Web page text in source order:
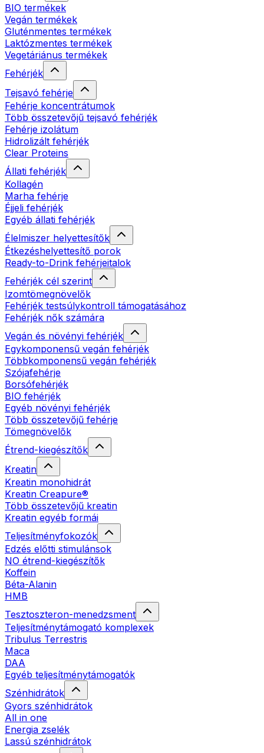
BIO termékek
Vegán termékek
Gluténmentes termékek
Laktózmentes termékek
Vegetáriánus termékek
Fehérjék
Tejsavó fehérje
Fehérje koncentrátumok
Több összetevőjű tejsavó fehérjék
Fehérje izolátum
Hidrolizált fehérjék
Clear Proteins
Állati fehérjék
Kollagén
Marha fehérje
Éjjeli fehérjék
Egyéb állati fehérjék
Élelmiszer helyettesítők
Étkezéshelyettesítő porok
Ready-to-Drink fehérjeitalok
Fehérjék cél szerint
Izomtömegnövelők
Fehérjék testsúlykontroll támogatásához
Fehérjék nők számára
Vegán és növényi fehérjék
Egykomponensű vegán fehérjék
Többkomponensű vegán fehérjék
Szójafehérje
Borsófehérjék
BIO fehérjék
Egyéb növényi fehérjék
Több összetevőjű fehérje
Tömegnövelők
Étrend-kiegészítők
Kreatin
Kreatin monohidrát
Kreatin Creapure®
Több összetevőjű kreatin
Kreatin egyéb formái
Teljesítményfokozók
Edzés előtti stimulánsok
NO étrend-kiegészítők
Koffein
Béta-Alanin
HMB
Tesztoszteron-menedzsment
Teljesítménytámogató komplexek
Tribulus Terrestris
Maca
DAA
Egyéb teljesítménytámogatók
Szénhidrátok
Gyors szénhidrátok
All in one
Energia zselék
Lassú szénhidrátok